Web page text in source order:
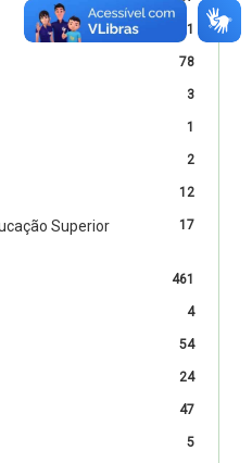
1
78
3
1
2
12
17
Superior
461
4
54
24
47
5